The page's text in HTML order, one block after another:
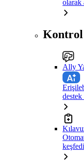
olarak
Ally
destek